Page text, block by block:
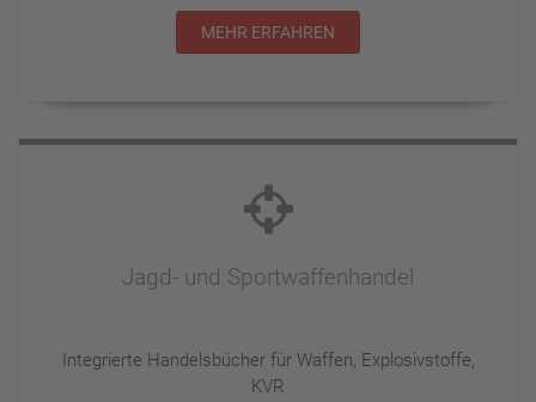
MEHR ERFAHREN
Jagd- und Sportwaffenhandel
Integrierte Handelsbücher für Waffen, Explosivstoffe,
KVR